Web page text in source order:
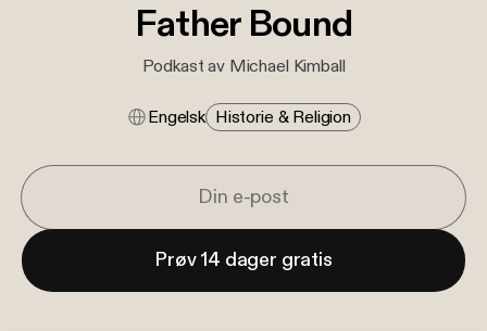
Father Bound
Podkast av Michael Kimball
Engelsk Historie & Religion
Prøv 14 dager gratis